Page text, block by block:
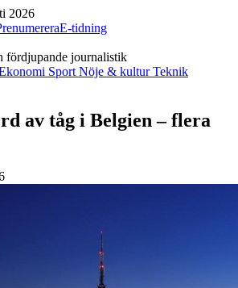
2026
E-tidning
fördjupande journalistik
Sport Nöje & kulturTeknik
av tåg i Belgien – flera